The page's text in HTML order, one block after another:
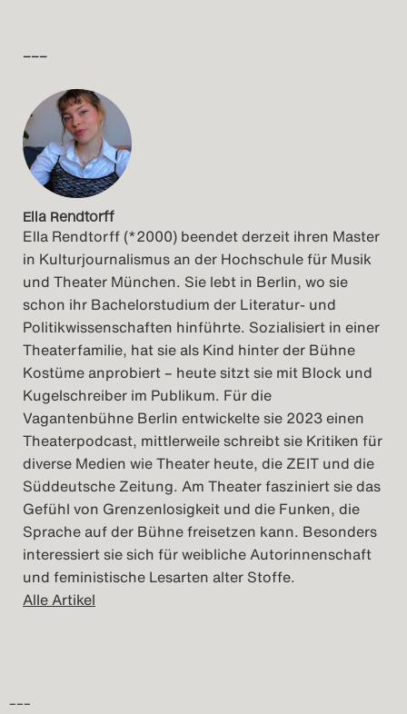
–––
Ella Rendtorff
Ella Rendtorff (*2000) beendet derzeit ihren Master
in Kulturjournalismus an der Hochschule für Musik
und Theater München. Sie lebt in Berlin, wo sie
schon ihr Bachelorstudium der Literatur- und
Politikwissenschaften hinführte. Sozialisiert in einer
Theaterfamilie, hat sie als Kind hinter der Bühne
Kostüme anprobiert – heute sitzt sie mit Block und
Kugelschreiber im Publikum. Für die
Vagantenbühne Berlin entwickelte sie 2023 einen
Theaterpodcast, mittlerweile schreibt sie Kritiken für
diverse Medien wie Theater heute, die ZEIT und die
Süddeutsche Zeitung. Am Theater fasziniert sie das
Gefühl von Grenzenlosigkeit und die Funken, die
Sprache auf der Bühne freisetzen kann. Besonders
interessiert sie sich für weibliche Autorinnenschaft
und feministische Lesarten alter Stoffe.
Alle Artikel
–––